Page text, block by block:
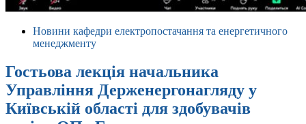
Новини кафедри електропостачання та енергетичного
менеджменту
Гостьова лекція начальника
Управління Держенергонагляду у
Київській області для здобувачів